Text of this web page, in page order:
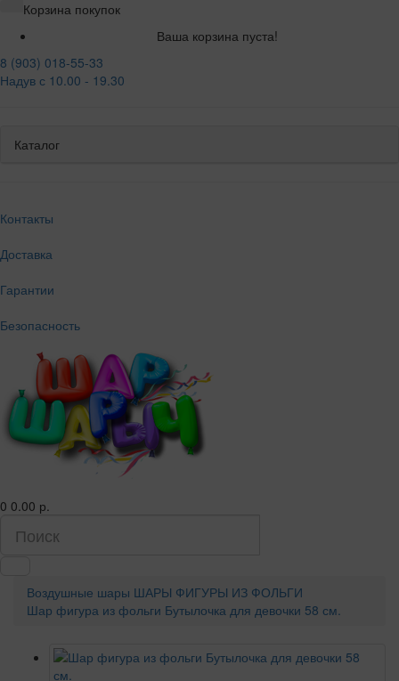
Корзина покупок
Ваша корзина пуста!
8 (903) 018-55-33
Надув с 10.00 - 19.30
Каталог
Контакты
Доставка
Гарантии
Безопасность
0 0.00 р.
Воздушные шары ШАРЫ ФИГУРЫ ИЗ ФОЛЬГИ
Шар фигура из фольги Бутылочка для девочки 58 см.